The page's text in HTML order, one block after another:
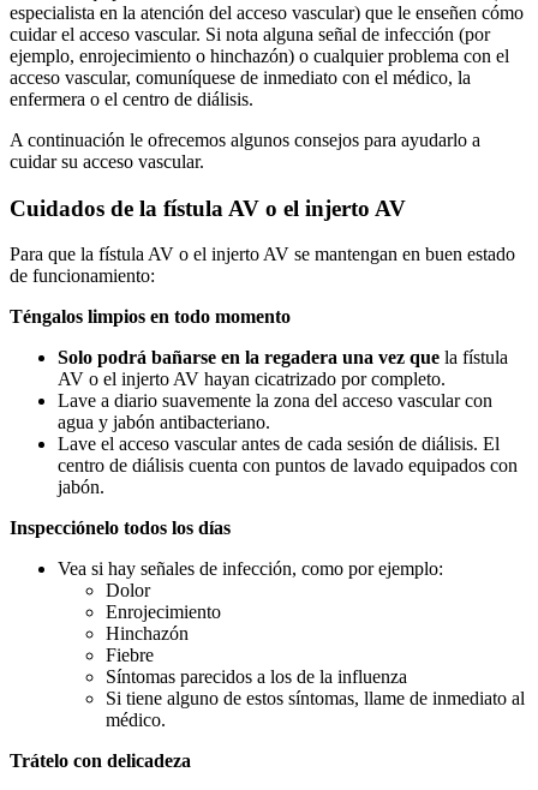
especialista en la atención del acceso vascular) que le enseñen cómo
cuidar el acceso vascular. Si nota alguna señal de infección (por
ejemplo, enrojecimiento o hinchazón) o cualquier problema con el
acceso vascular, comuníquese de inmediato con el médico, la
enfermera o el centro de diálisis.
A continuación le ofrecemos algunos consejos para ayudarlo a
cuidar su acceso vascular.
Cuidados de la fístula AV o el injerto AV
Para que la fístula AV o el injerto AV se mantengan en buen estado
de funcionamiento:
Téngalos limpios en todo momento
Solo podrá bañarse en la regadera una vez que la fístula
AV o el injerto AV hayan cicatrizado por completo.
Lave a diario suavemente la zona del acceso vascular con
agua y jabón antibacteriano.
Lave el acceso vascular antes de cada sesión de diálisis. El
centro de diálisis cuenta con puntos de lavado equipados con
jabón.
Inspecciónelo todos los días
Vea si hay señales de infección, como por ejemplo:
Dolor
Enrojecimiento
Hinchazón
Fiebre
Síntomas parecidos a los de la influenza
Si tiene alguno de estos síntomas, llame de inmediato al
médico.
Trátelo con delicadeza